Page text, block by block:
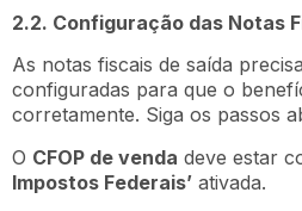
2.2. Configuração das Notas
As notas fiscais de saída
configuradas para que o
corretamente. Siga os passos
O CFOP de venda deve estar
Impostos Federais’ ativada.